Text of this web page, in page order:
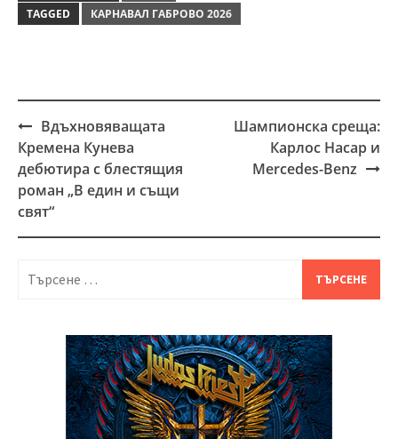
TAGGED
КАРНАВАЛ ГАБРОВО 2026
Post
navigation
Вдъхновяващата
Кремена Кунева
дебютира с блестящия
роман „В един и същи
свят“
Шампионска среща:
Карлос Насар и
Mercedes-Benz
Търсене